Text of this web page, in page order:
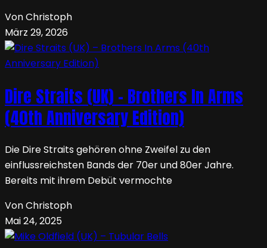
Von Christoph
März 29, 2026
Dire Straits (UK) – Brothers In Arms
(40th Anniversary Edition)
Die Dire Straits gehören ohne Zweifel zu den
einflussreichsten Bands der 70er und 80er Jahre.
Bereits mit ihrem Debüt vermochte
Von Christoph
Mai 24, 2025